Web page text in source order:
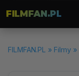
FILMFAN.PL
FILMFAN.PL » Filmy »